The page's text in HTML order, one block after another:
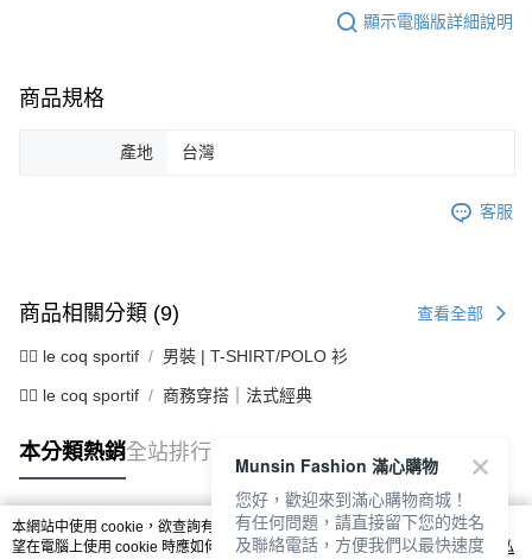
顯示電腦版詳細說明
商品規格
產地 台灣
客服
商品相關分類 (9) 查看全部
🚴‍♂️ le coq sportif 男裝 | T-SHIRT/POLO 衫
🚴‍♂️ le coq sportif 商務穿搭｜法式經典
本分類熱銷全站排行
熱門標籤
本網站中使用 cookie，欲查詢有關本網站使用 cookie 方式之詳情，及若您不希
望在電腦上使用 cookie 時應如何變更電腦的 cookie 設定，請參閱本網站「
隱私
Munsin Fashion 滿心購物
您好，歡迎來到滿心購物商城！
有任何問題，請直接留下您的姓名
及聯絡電話，方便我們以最快速度